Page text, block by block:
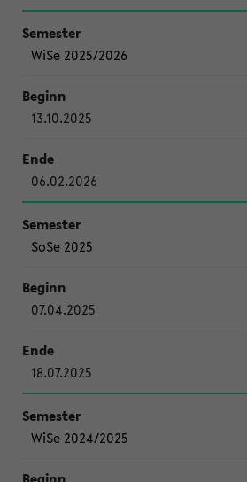
WiSe 2025/2026
13.10.2025
06.02.2026
SoSe 2025
07.04.2025
18.07.2025
WiSe 2024/2025